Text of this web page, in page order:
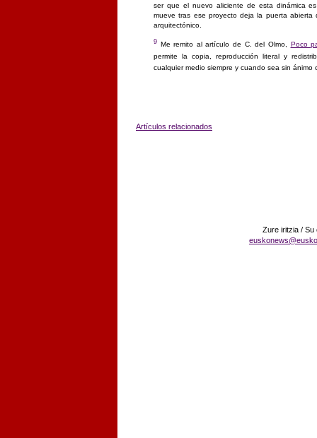
ser que el nuevo aliciente de esta dinámica
mueve tras ese proyecto deja la puerta
arquitectónico.
9 Me remito al artículo de C. del Olmo, Poco
permite la copia, reproducción literal y
cualquier medio siempre y cuando sea sin ánimo
Artículos relacionados
Zure iritzia / Su